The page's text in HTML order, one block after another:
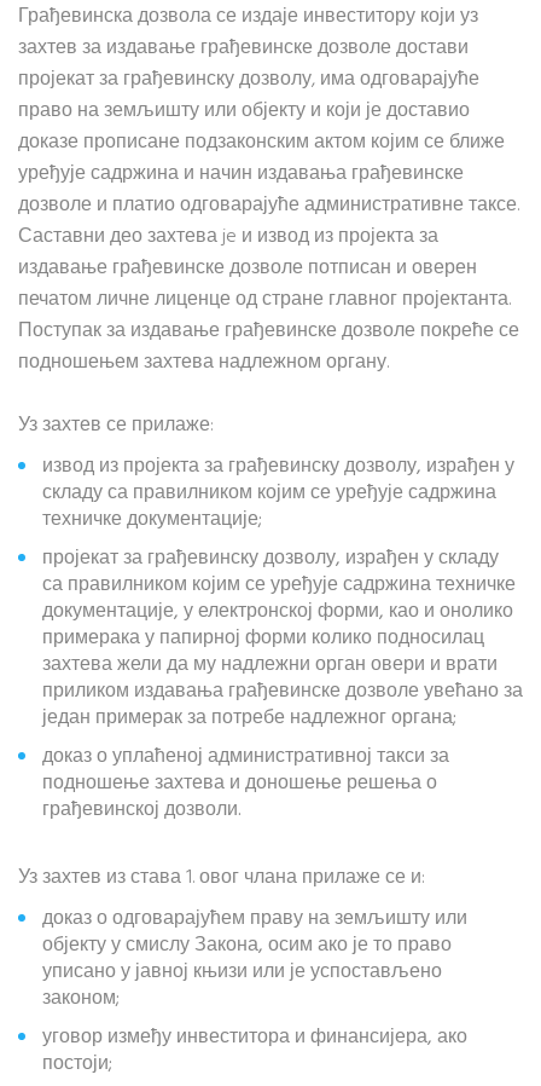
Грађевинска дозвола се издаје инвеститору који уз
захтев за издавање грађевинске дозволе достави
пројекат за грађевинску дозволу, има одговарајуће
право на земљишту или објекту и који је доставио
доказе прописане подзаконским актом којим се ближе
уређује садржина и начин издавања грађевинске
дозволе и платио одговарајуће административне таксе.
Саставни део захтева je и извод из пројекта за
издавање грађевинске дозволе потписан и оверен
печатом личне лиценце од стране главног пројектанта.
Поступак за издавање грађевинске дозволе покреће се
подношењем захтева надлежном органу.
Уз захтев се прилаже:
извод из пројекта за грађевинску дозволу, израђен у
складу са правилником којим се уређује садржина
техничке документације;
пројекат за грађевинску дозволу, израђен у складу
са правилником којим се уређује садржина техничке
документације, у електронској форми, као и онолико
примерака у папирној форми колико подносилац
захтева жели да му надлежни орган овери и врати
приликом издавања грађевинске дозволе увећано за
један примерак за потребе надлежног органа;
доказ о уплаћеној административној такси за
подношење захтева и доношење решења о
грађевинској дозволи.
Уз захтев из става 1. овог члана прилаже се и:
доказ о одговарајућем праву на земљишту или
објекту у смислу Закона, осим ако је то право
уписано у јавној књизи или је успостављено
законом;
уговор између инвеститора и финансијера, ако
постоји;